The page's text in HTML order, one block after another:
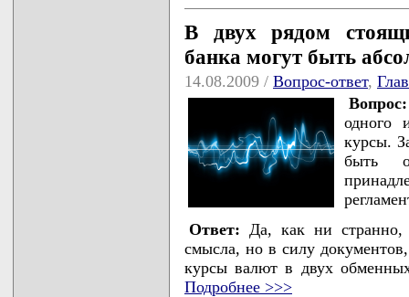
В двух рядом
банка могут быть
14.08.2009 / Вопрос-ответ,
Вопрос:
одного
курсы.
быть
Ответ:
Да, как ни странно,
смысла, но в силу
курсы валют в двух
Подробнее >>>